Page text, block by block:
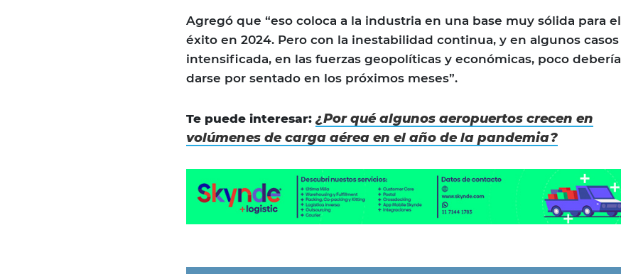
Agregó que “eso coloca a la industria en una base muy sólida para el
éxito en 2024. Pero con la inestabilidad continua, y en algunos casos
intensificada, en las fuerzas geopolíticas y económicas, poco debería
darse por sentado en los próximos meses”.
Te puede interesar: ¿Por qué algunos aeropuertos crecen en
volúmenes de carga aérea en el año de la pandemia?